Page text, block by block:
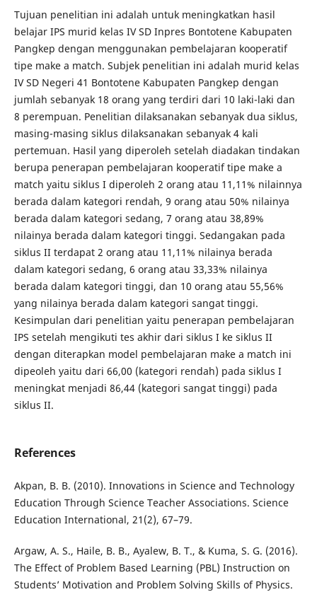
Tujuan penelitian ini adalah untuk meningkatkan hasil
belajar IPS murid kelas IV SD Inpres Bontotene Kabupaten
Pangkep dengan menggunakan pembelajaran kooperatif
tipe make a match. Subjek penelitian ini adalah murid kelas
IV SD Negeri 41 Bontotene Kabupaten Pangkep dengan
jumlah sebanyak 18 orang yang terdiri dari 10 laki-laki dan
8 perempuan. Penelitian dilaksanakan sebanyak dua siklus,
masing-masing siklus dilaksanakan sebanyak 4 kali
pertemuan. Hasil yang diperoleh setelah diadakan tindakan
berupa penerapan pembelajaran kooperatif tipe make a
match yaitu siklus I diperoleh 2 orang atau 11,11% nilainnya
berada dalam kategori rendah, 9 orang atau 50% nilainya
berada dalam kategori sedang, 7 orang atau 38,89%
nilainya berada dalam kategori tinggi. Sedangakan pada
siklus II terdapat 2 orang atau 11,11% nilainya berada
dalam kategori sedang, 6 orang atau 33,33% nilainya
berada dalam kategori tinggi, dan 10 orang atau 55,56%
yang nilainya berada dalam kategori sangat tinggi.
Kesimpulan dari penelitian yaitu penerapan pembelajaran
IPS setelah mengikuti tes akhir dari siklus I ke siklus II
dengan diterapkan model pembelajaran make a match ini
dipeoleh yaitu dari 66,00 (kategori rendah) pada siklus I
meningkat menjadi 86,44 (kategori sangat tinggi) pada
siklus II.
References
Akpan, B. B. (2010). Innovations in Science and Technology
Education Through Science Teacher Associations. Science
Education International, 21(2), 67–79.
Argaw, A. S., Haile, B. B., Ayalew, B. T., & Kuma, S. G. (2016).
The Effect of Problem Based Learning (PBL) Instruction on
Students’ Motivation and Problem Solving Skills of Physics.